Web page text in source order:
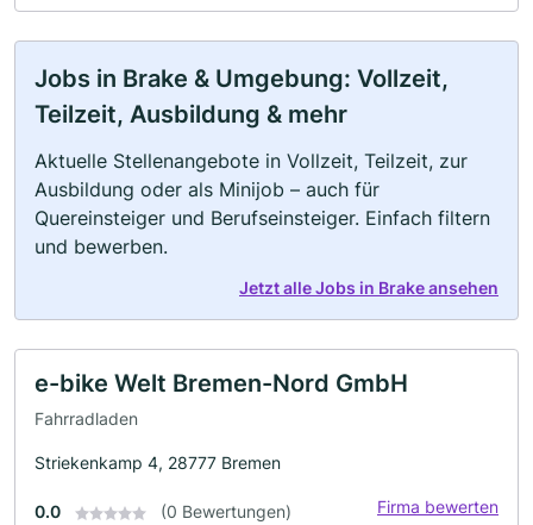
Jobs in Brake & Umgebung: Vollzeit,
Teilzeit, Ausbildung & mehr
Aktuelle Stellenangebote in Vollzeit, Teilzeit, zur
Ausbildung oder als Minijob – auch für
Quereinsteiger und Berufseinsteiger. Einfach filtern
und bewerben.
Jetzt alle Jobs in Brake ansehen
e-bike Welt Bremen-Nord GmbH
Fahrradladen
Striekenkamp 4, 28777 Bremen
0.0 (0 Bewertungen) Firma bewerten